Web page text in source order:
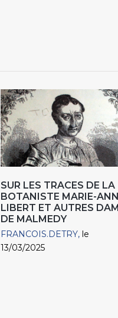
SUR LES TRACES DE LA
BOTANISTE MARIE-
LIBERT ET AUTRES
DE MALMEDY
FRANCOIS.DETRY le
13/03/2025